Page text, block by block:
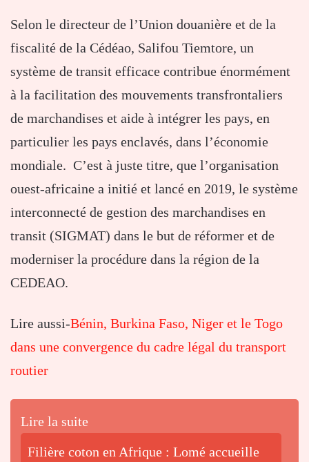
Selon le directeur de l’Union douanière et de la
fiscalité de la Cédéao, Salifou Tiemtore, un
système de transit efficace contribue énormément
à la facilitation des mouvements transfrontaliers
de marchandises et aide à intégrer les pays, en
particulier les pays enclavés, dans l’économie
mondiale. C’est à juste titre, que l’organisation
ouest-africaine a initié et lancé en 2019, le système
interconnecté de gestion des marchandises en
transit (SIGMAT) dans le but de réformer et de
moderniser la procédure dans la région de la
CEDEAO.
Lire aussi-Bénin, Burkina Faso, Niger et le Togo
dans une convergence du cadre légal du transport
routier
Lire la suite
Filière coton en Afrique : Lomé accueille